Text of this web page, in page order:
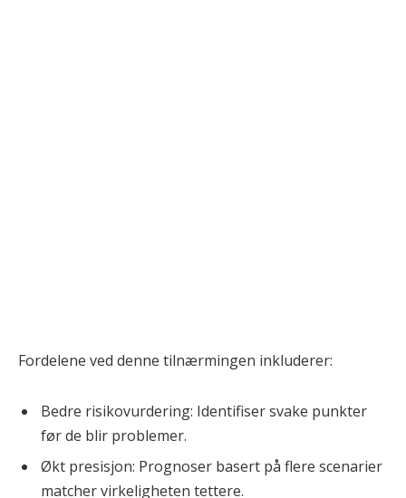
Fordelene ved denne tilnærmingen inkluderer:
Bedre risikovurdering: Identifiser svake punkter
før de blir problemer.
Økt presisjon: Prognoser basert på flere scenarier
matcher virkeligheten tettere.